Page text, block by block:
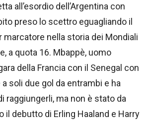
all’esordio dell’Argentina con
preso lo scettro eguagliando il
marcatore nella storia dei Mondiali
a quota 16. Mbappè, uomo
della Francia con il Senegal con
soli due gol da entrambi e ha
raggiungerli, ma non è stato da
il debutto di Erling Haaland e Harry